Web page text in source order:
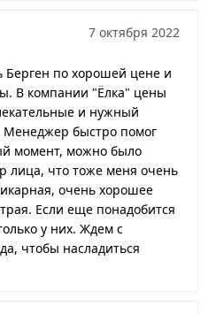
7 октября 2022
Берген по хорошей цене и
В компании "Ёлка" цены
и нужный
быстро помог
момент, можно было
лица, что тоже меня очень
очень хорошее
Если еще понадобится
у них. Ждем с
чтобы насладиться